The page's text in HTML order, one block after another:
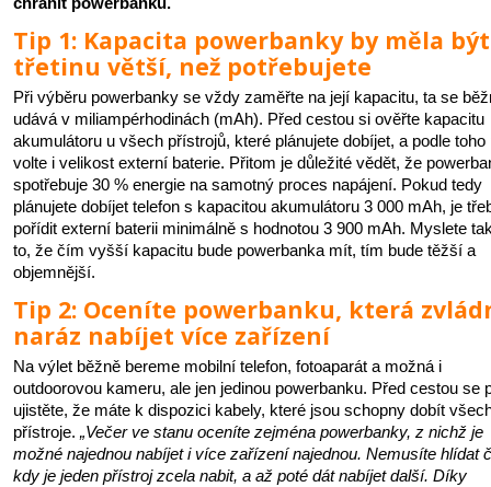
Tip 1: Kapacita powerbanky by měla
třetinu větší, než potřebujete
Při výběru powerbanky se vždy zaměřte na její kapacitu, ta se
udává v miliampérhodinách (mAh). Před cestou si ověřte kapacitu
akumulátoru u všech přístrojů, které plánujete dobíjet, a podle toho
volte i velikost externí baterie. Přitom je důležité vědět, že
spotřebuje 30 % energie na samotný proces napájení. Pokud tedy
plánujete dobíjet telefon s kapacitou akumulátoru 3 000 mAh, je
pořídit externí baterii minimálně s hodnotou 3 900 mAh. Myslete
to, že čím vyšší kapacitu bude powerbanka mít, tím bude těžší a
objemnější.
Tip 2: Oceníte powerbanku, která
naráz nabíjet více zařízení
Na výlet běžně bereme mobilní telefon, fotoaparát a možná i
outdoorovou kameru, ale jen jedinou powerbanku. Před cestou se
ujistěte, že máte k dispozici kabely, které jsou schopny dobít
přístroje. „Večer ve stanu oceníte zejména powerbanky, z nichž je
možné najednou nabíjet i více zařízení najednou. Nemusíte hlídat
kdy je jeden přístroj zcela nabit, a až poté dát nabíjet další. Díky